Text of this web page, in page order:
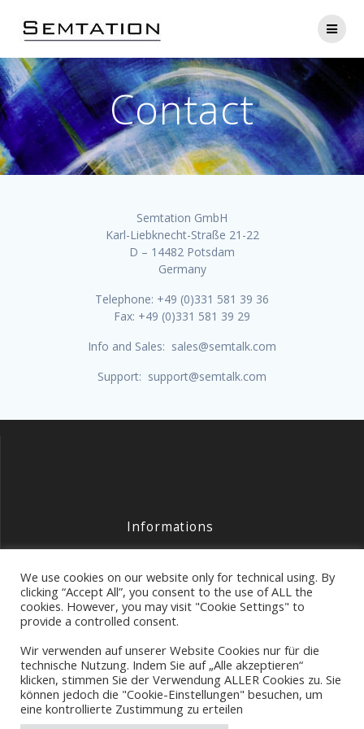
Contact
Semtation GmbH
Karl-Liebknecht-Straße 21-22
D – 14482 Potsdam
Germany
Telephone: +49 (0)331 581 39 36
Fax: +49 (0)331 581 39 29
Info and Sales: sales@semtalk.com
Support: support@semtalk.com
Informations
Legal
Data Protection
Semtation GmbH
We use cookies on our website only for technical using. By
clicking “Accept All”, you consent to the use of ALL the
cookies. However, you may visit "Cookie Settings" to
provide a controlled consent.
Wir verwenden auf unserer Website Cookies nur für die
technische Nutzung. Indem Sie auf „Alle akzeptieren“
klicken, stimmen Sie der Verwendung ALLER Cookies zu. Sie
können jedoch die "Cookie-Einstellungen" besuchen, um
eine kontrollierte Zustimmung zu erteilen